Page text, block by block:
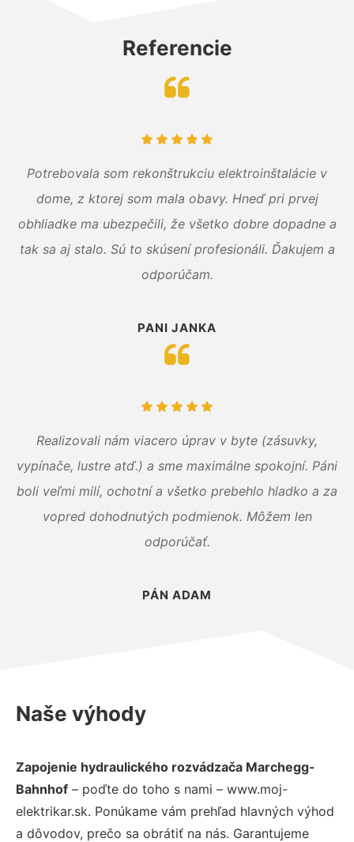
Referencie
Potrebovala som rekonštrukciu elektroinštalácie v
dome, z ktorej som mala obavy. Hneď pri prvej
obhliadke ma ubezpečili, že všetko dobre dopadne a
tak sa aj stalo. Sú to skúsení profesionáli. Ďakujem a
odporúčam.
PANI JANKA
Realizovali nám viacero úprav v byte (zásuvky,
vypínače, lustre atď.) a sme maximálne spokojní. Páni
boli veľmi milí, ochotní a všetko prebehlo hladko a za
vopred dohodnutých podmienok. Môžem len
odporúčať.
PÁN ADAM
Naše výhody
Zapojenie hydraulického rozvádzača Marchegg-
Bahnhof – poďte do toho s nami – www.moj-
elektrikar.sk. Ponúkame vám prehľad hlavných výhod
a dôvodov, prečo sa obrátiť na nás. Garantujeme